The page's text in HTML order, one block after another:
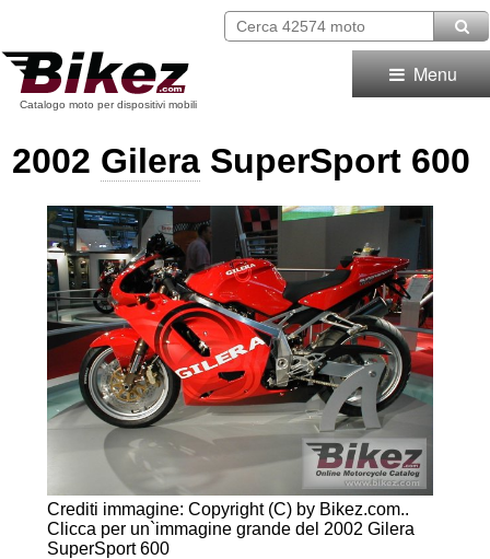
Catalogo moto per dispositivi mobili
Menu
2002 Gilera SuperSport 600
Crediti immagine: Copyright (C) by Bikez.com..
Clicca per un`immagine grande del 2002 Gilera
SuperSport 600